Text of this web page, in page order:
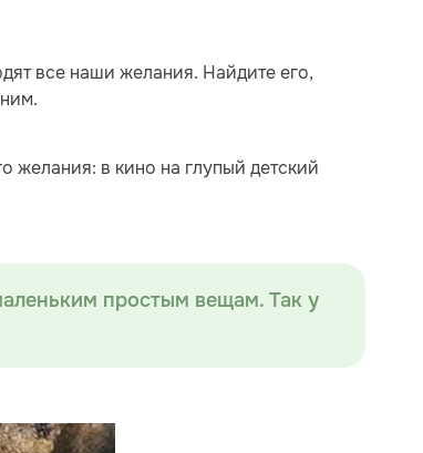
все наши желания. Найдите его,
желания: в кино на глупый детский
простым вещам. Так у